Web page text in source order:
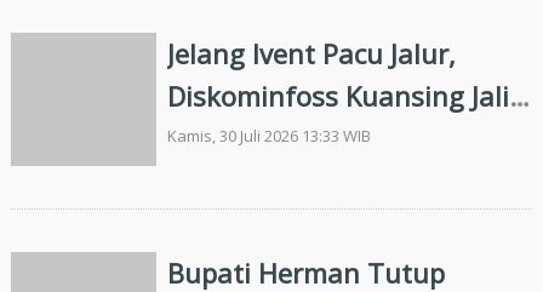
Jelang Ivent Pacu Jalur,
Diskominfoss Kuansing Jalin
Komunikasi Lintas Sektoral
Kamis, 30 Juli 2026 13:33 WIB
Bupati Herman Tutup